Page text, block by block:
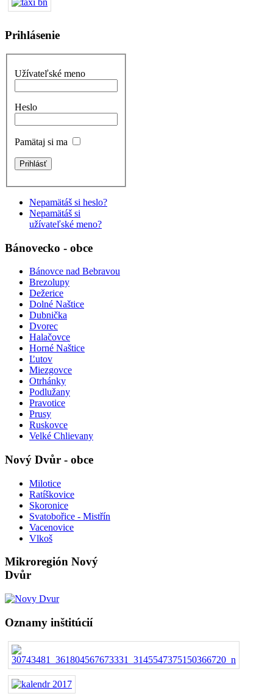
Prihlásenie
Užívateľské meno
Heslo
Pamätaj si ma
Nepamätáš si heslo?
Nepamätáš si
užívateľské meno?
Bánovecko - obce
Bánovce nad Bebravou
Brezolupy
Dežerice
Dolné Naštice
Dubnička
Dvorec
Halačovce
Horné Naštice
Ľutov
Miezgovce
Otrhánky
Podlužany
Pravotice
Prusy
Ruskovce
Velké Chlievany
Nový Dvůr - obce
Milotice
Ratíškovice
Skoronice
Svatobořice - Mistřín
Vacenovice
Vlkoš
Mikroregión Nový
Dvůr
Oznamy inštitúcií